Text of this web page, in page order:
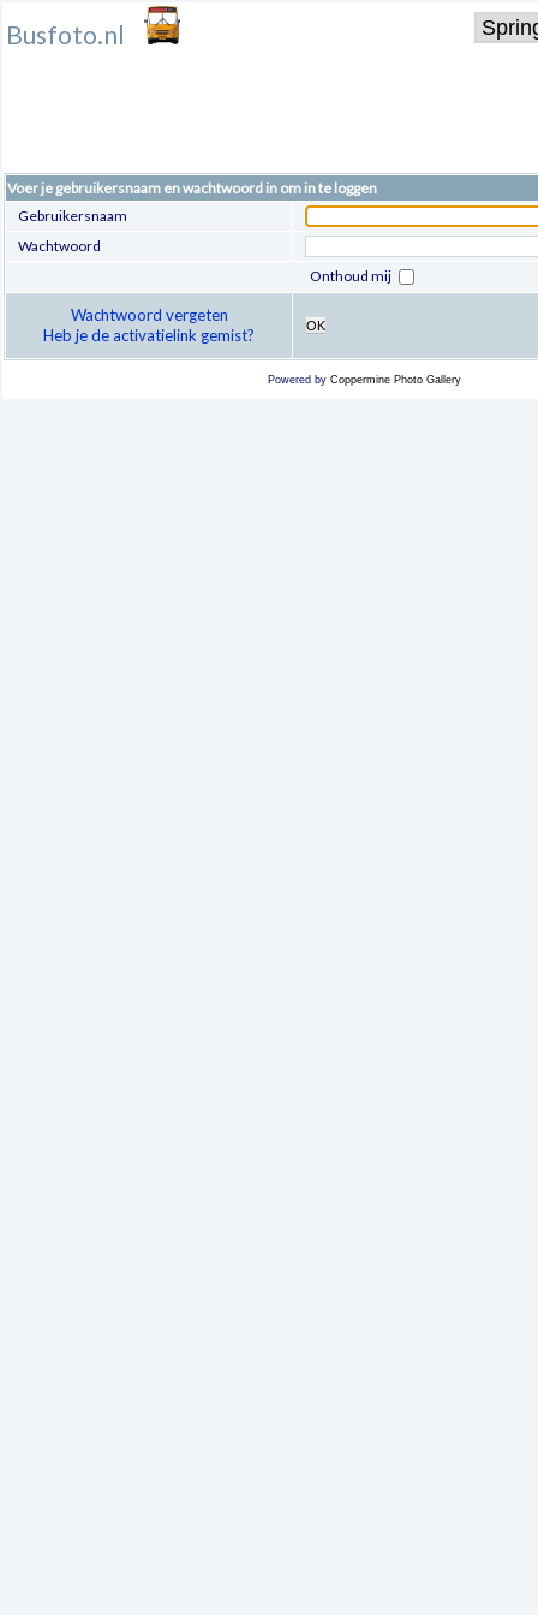
Busfoto.nl
Voer je gebruikersnaam en wachtwoord in om in te loggen
Gebruikersnaam
Wachtwoord
Onthoud mij
Wachtwoord vergeten
Heb je de activatielink gemist?
OK
Powered by Coppermine Photo Gallery